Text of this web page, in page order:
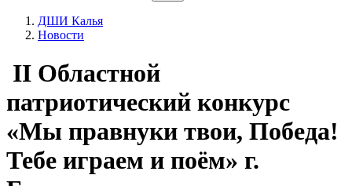
ДШИ Калья
Новости
II Областной
патриотический конкурс
«Мы правнуки твои, Победа!
Тебе играем и поём» г.